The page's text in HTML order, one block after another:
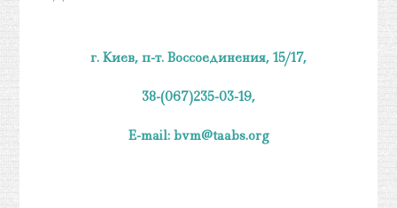
г. Киев, п-т. Воссоединения, 15/17,
38-(067)235-03-19,
E-mail: bvm@taabs.org